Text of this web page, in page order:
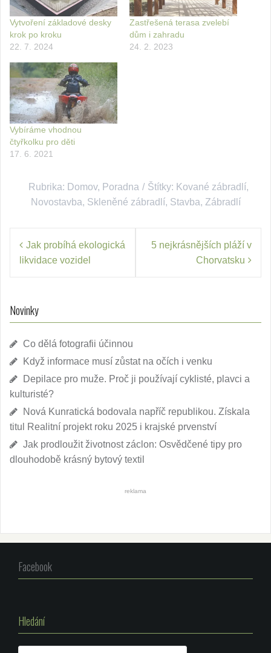
Vytvoření základové desky
krok po kroku
22. 7. 2024
Zastřešená terasa zvelebí
dům i zahradu
24. 2. 2023
Vybíráme vhodnou
čtyřkolku pro děti
17. 6. 2021
Rubrika: Domov, Poradna Štítky: Kované zábradlí,
Novostavba, Skleněné zábradlí, Stavba, Zábradlí
Navigace
proJak probíhá ekologická
likvidace vozidel
5 nejkrásnějších pláží v
Chorvatsku
Novinky
Co dělá fotografii účinnou
Když informace musí zůstat na očích i venku
Depilace pro muže. Proč ji používají cyklisté, plavci a
kulturisté?
Nová Kunratická bodovala napříč republikou. Získala
titul Realitní projekt roku 2025 i krajské prvenství
Jak prodloužit životnost záclon: Osvědčené tipy pro
dlouhodobě krásný bytový textil
reklama
Facebook
Hledání